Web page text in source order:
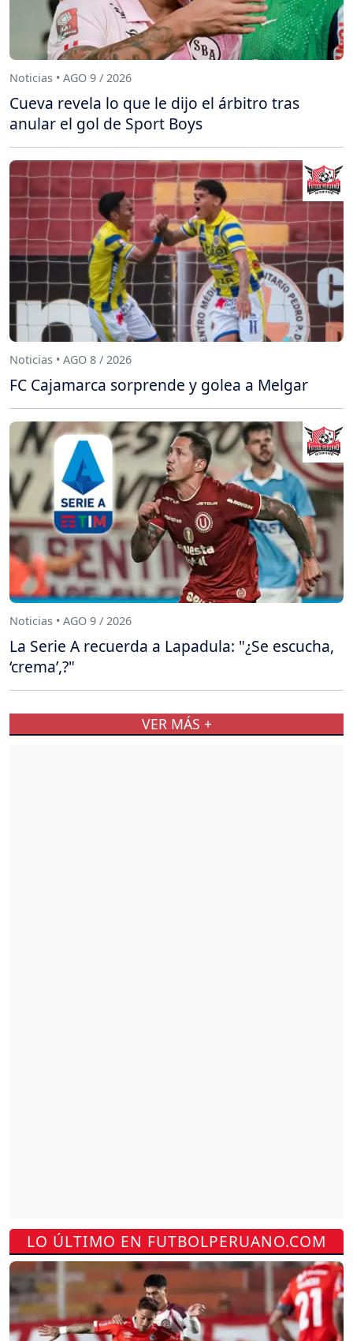
LO ÚLTIMO EN FUTBOLPERUANO.COM
Noticias • AGO 9 / 2026
Cueva revela lo que le dijo el árbitro tras
anular el gol de Sport Boys
Noticias • AGO 8 / 2026
FC Cajamarca sorprende y golea a Melgar
Noticias • AGO 9 / 2026
La Serie A recuerda a Lapadula: "¿Se escucha,
‘crema’,?"
VER MÁS +